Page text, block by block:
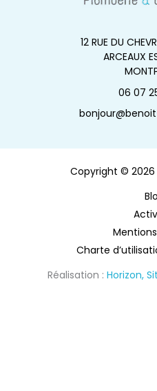
12 RUE DU
ARCEAUX
06 07
Copyright © 2026
Charte
Réalisation : Horizon,